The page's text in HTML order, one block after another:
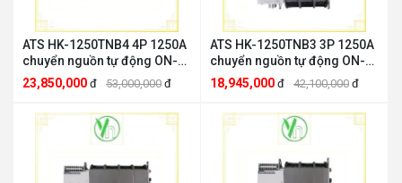
ATS HK-1250TNB4 4P 1250A
chuyển nguồn tự động ON-
OFF-ON HANKWANGHK
HANKWANG HK-1250TNB4
23,850,000 đ 53,000,000 đ
ATS HK-1250TNB3 3P 1250A
chuyển nguồn tự động ON-
OFF-ON HANKWANGHK
HANKWANG HK-1250TNB3
18,945,000 đ 42,100,000 đ